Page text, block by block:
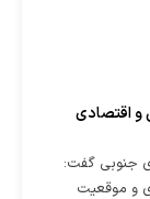
و اقتصادی
جنوبی گفت:
و موقعیت